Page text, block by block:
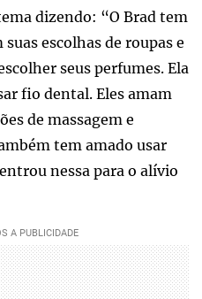
dizendo: “O Brad tem
escolhas de roupas e
seus perfumes. Ela
fio dental. Eles amam
de massagem e
tem amado usar
nessa para o alívio